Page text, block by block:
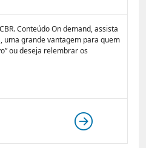
Conteúdo On demand, assista
uma grande vantagem para quem
ou deseja relembrar os